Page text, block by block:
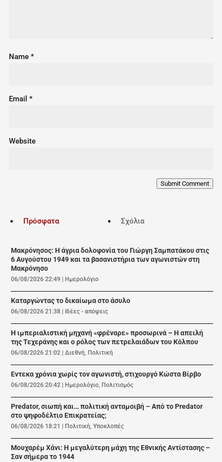
Name *
Email *
Website
Submit Comment
Πρόσφατα Σχόλια
Μακρόνησος: Η άγρια δολοφονία του Γιώργη Σαμπατάκου στις
6 Αυγούστου 1949 και τα βασανιστήρια των αγωνιστών στη
Μακρόνησο
06/08/2026 22:49 Ημερολόγιο
Καταργώντας το δικαίωμα στο άσυλο
06/08/2026 21:38 Ιδέες - απόψεις
Η ιμπεριαλιστική μηχανή «φρέναρε» προσωρινά – Η απειλή
της Τεχεράνης και ο ρόλος των πετρελαιάδων του Κόλπου
06/08/2026 21:02 |Διεθνή, Πολιτική
Εντεκα χρόνια χωρίς τον αγωνιστή, στιχουργό Κώστα Βίρβο
06/08/2026 20:42 Ημερολόγιο, Πολιτισμός
Predator, σιωπή και… πολιτική ανταμοιβή – Από το Predator
στο ψηφοδέλτιο Επικρατείας;
06/08/2026 18:21 Πολιτική,Υποκλοπές
Μουχαρέμ Χάνι: Η μεγαλύτερη μάχη της Εθνικής Αντίστασης –
Σαν σήμερα το 1944